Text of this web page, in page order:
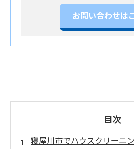
お問い合わせは
目次
寝屋川市でハウスクリーニ